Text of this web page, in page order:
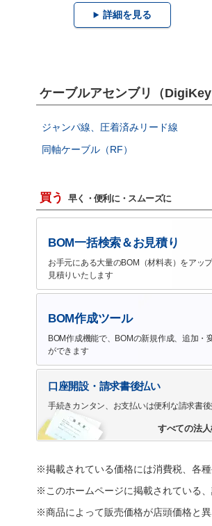
詳細を見る
ケーブルアセンブリ（
ジャンパ線、圧着済みリード線
同軸ケーブル（RF）
買う 早く・便利に・スムーズに
BOM一括検索＆お見積り
お手元にある大量のBOM（材料表）をアッ
見積りいたします
BOM作成ツール
BOM作成機能で、BOMの新規作成、追加・
ができます
口座開設・請求書後払い
手続きカンタン、お支払いは便利な請求書
すべての法
※掲載されている価格には消費税、各
※このホームページに掲載されている
※商品によって販売価格が店頭価格と異